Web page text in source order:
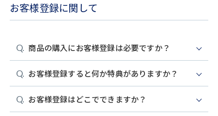
お客様登録に関して
商品の購入にお客様登録は必要ですか？
お客様登録いただかなくても商品はご購入いただけま
す。
商品をご注文後、カート画面から「ゲスト購入」を選
お客様登録すると何か特典がありますか？
お客様登録いただくと、ステージに応じてポイントが
還元される、お得なポイントサービスや、定期購入プ
お客様登録はどこでできますか？